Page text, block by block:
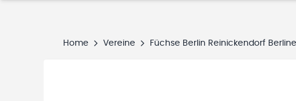
Home Vereine Füchse Berlin Reinickendorf